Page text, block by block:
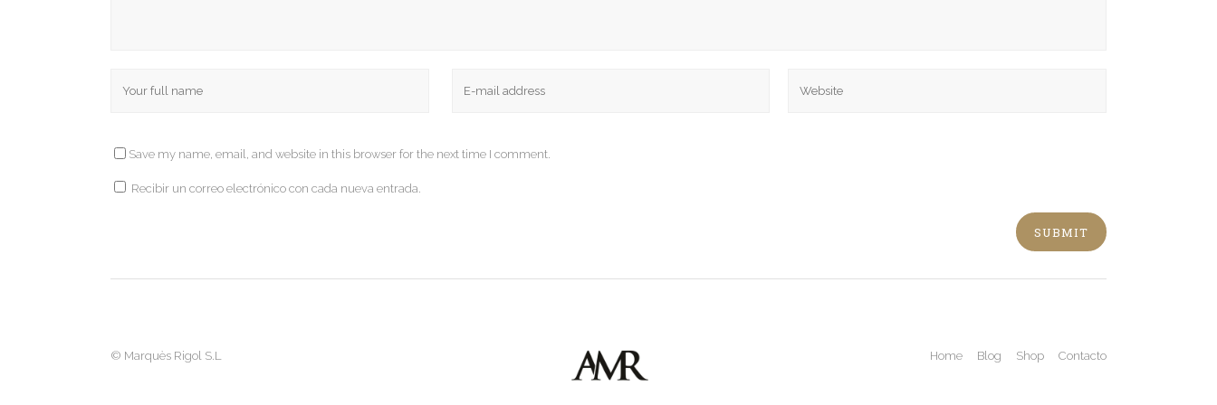
Save my name, email, and website in this browser for the next time I comment.
Recibir un correo electrónico con cada nueva entrada.
© Marquès Rigol S.L Home Blog Shop Contacto